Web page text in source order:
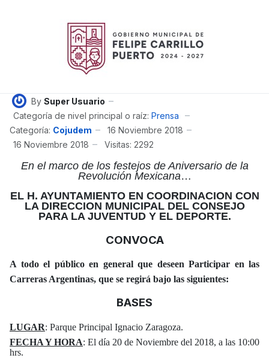
By Super Usuario
Categoría de nivel principal o raíz: Prensa
Categoría: Cojudem
16 Noviembre 2018
16 Noviembre 2018
Visitas: 2292
En el marco de los festejos de Aniversario de la
Revolución Mexicana…
EL H. AYUNTAMIENTO EN COORDINACION CON
LA DIRECCION MUNICIPAL DEL CONSEJO
PARA LA JUVENTUD Y EL DEPORTE.
CONVOCA
A todo el público en general que deseen Participar en las
Carreras Argentinas, que se regirá bajo las siguientes:
BASES
LUGAR: Parque Principal Ignacio Zaragoza.
FECHA Y HORA: El día 20 de Noviembre del 2018, a las 10:00
hrs.